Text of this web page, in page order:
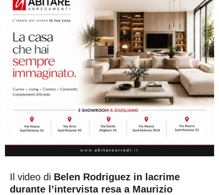
Il video di Belen Rodriguez in lacrime
durante l’intervista resa a Maurizio